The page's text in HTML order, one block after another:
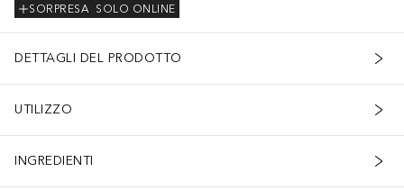
SOLO ONLINE
SORPRESA
DETTAGLI DEL PRODOTTO
UTILIZZO
INGREDIENTI